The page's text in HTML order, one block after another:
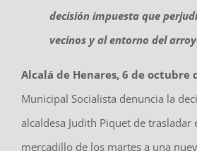
decisión impuesta que
vecinos y al entorno del
Alcalá de Henares, 6 de octubre
Municipal Socialista denuncia la
alcaldesa Judith Piquet de trasladar
mercadillo de los martes a una